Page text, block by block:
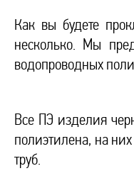
Как вы будете
несколько. Мы
водопроводных
Все ПЭ изделия
полиэтилена, на
труб.